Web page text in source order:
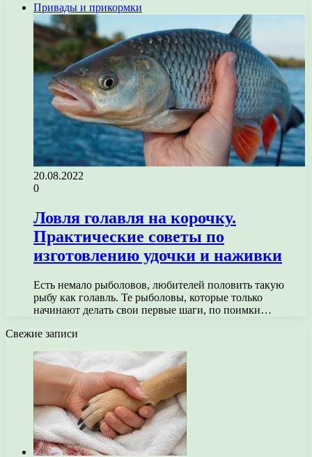
Привады и прикормки
20.08.2022
0
Ловля голавля на корочку.
Практические советы по
изготовлению удочки и наживки
Есть немало рыболовов, любителей половить такую
рыбу как голавль. Те рыболовы, которые только
начинают делать свои первые шаги, по поимки…
Свежие записи